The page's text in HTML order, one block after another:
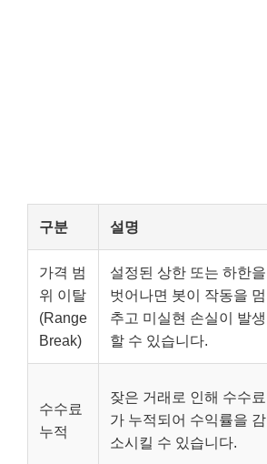
구분 설명
가격 범
위 이탈
(Range
Break)
설정된 상한 또는 하한을
벗어나면 봇이 작동을 멈
추고 미실현 손실이 발생
할 수 있습니다.
수수료
누적
잦은 거래로 인해 수수료
가 누적되어 수익률을 감
소시킬 수 있습니다.